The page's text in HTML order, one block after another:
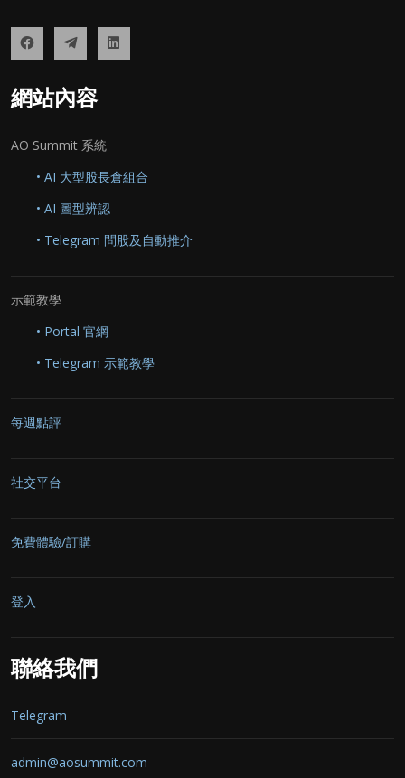
網站內容
AO Summit 系統
• AI 大型股長倉組合
• AI 圖型辨認
• Telegram 問股及自動推介
示範教學
• Portal 官網
• Telegram 示範教學
每週點評
社交平台
免費體驗/訂購
登入
聯絡我們
Telegram
admin@aosummit.com